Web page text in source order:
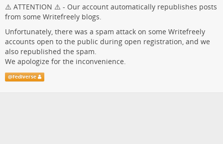
⚠️ ATTENTION ⚠️ - Our account automatically republishes posts
from some Writefreely blogs.
Unfortunately, there was a spam attack on some Writefreely
accounts open to the public during open registration, and we
also republished the spam.
We apologize for the inconvenience.
@Fediverse